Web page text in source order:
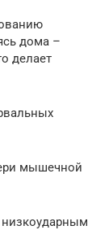
дома –
делает
мышечной